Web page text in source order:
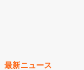
最新ニュース